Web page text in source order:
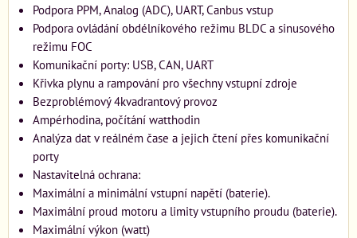
Podpora PPM, Analog (ADC), UART, Canbus vstup
Podpora ovládání obdélníkového režimu BLDC a sinusového
režimu FOC
Komunikační porty: USB, CAN, UART
Křivka plynu a rampování pro všechny vstupní zdroje
Bezproblémový 4kvadrantový provoz
Ampérhodina, počítání watthodin
Analýza dat v reálném čase a jejich čtení přes komunikační
porty
Nastavitelná ochrana:
Maximální a minimální vstupní napětí (baterie).
Maximální proud motoru a limity vstupního proudu (baterie).
Maximální výkon (watt)